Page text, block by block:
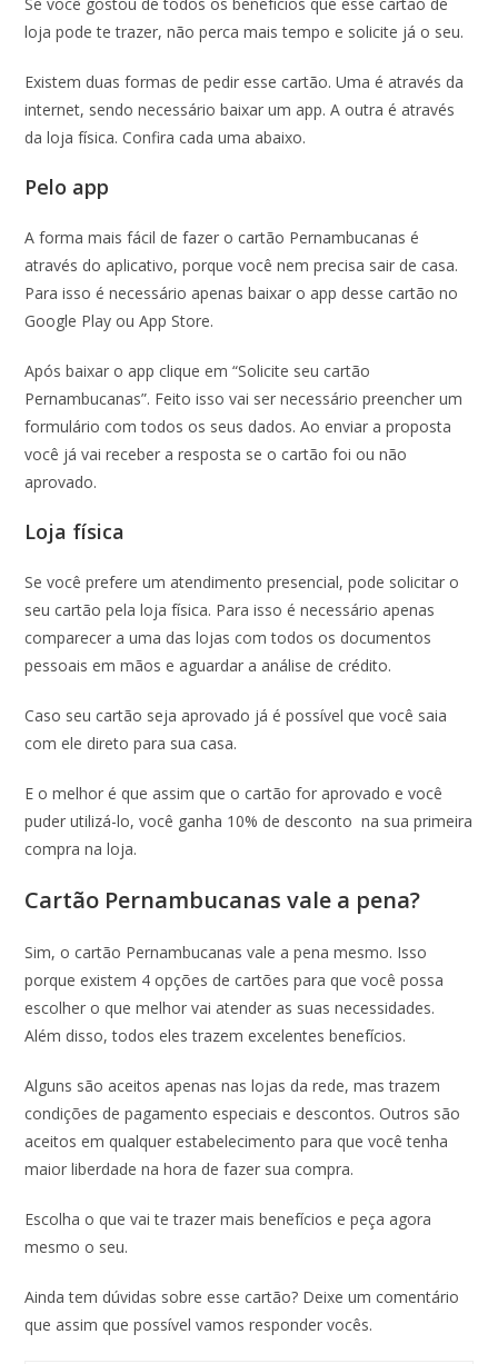
loja pode te trazer, não perca mais tempo e solicite já o seu.
Existem duas formas de pedir esse cartão. Uma é através da
internet, sendo necessário baixar um app. A outra é através
da loja física. Confira cada uma abaixo.
Pelo app
A forma mais fácil de fazer o cartão Pernambucanas é
através do aplicativo, porque você nem precisa sair de casa.
Para isso é necessário apenas baixar o app desse cartão no
Google Play ou App Store.
Após baixar o app clique em “Solicite seu cartão
Pernambucanas”. Feito isso vai ser necessário preencher um
formulário com todos os seus dados. Ao enviar a proposta
você já vai receber a resposta se o cartão foi ou não
aprovado.
Loja física
Se você prefere um atendimento presencial, pode solicitar o
seu cartão pela loja física. Para isso é necessário apenas
comparecer a uma das lojas com todos os documentos
pessoais em mãos e aguardar a análise de crédito.
Caso seu cartão seja aprovado já é possível que você saia
com ele direto para sua casa.
E o melhor é que assim que o cartão for aprovado e você
puder utilizá-lo, você ganha 10% de desconto na sua primeira
compra na loja.
Cartão Pernambucanas vale a pena?
Sim, o cartão Pernambucanas vale a pena mesmo. Isso
porque existem 4 opções de cartões para que você possa
escolher o que melhor vai atender as suas necessidades.
Além disso, todos eles trazem excelentes benefícios.
Alguns são aceitos apenas nas lojas da rede, mas trazem
condições de pagamento especiais e descontos. Outros são
aceitos em qualquer estabelecimento para que você tenha
maior liberdade na hora de fazer sua compra.
Escolha o que vai te trazer mais benefícios e peça agora
mesmo o seu.
Ainda tem dúvidas sobre esse cartão? Deixe um comentário
que assim que possível vamos responder vocês.